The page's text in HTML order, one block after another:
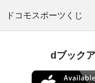
ドコモスポーツくじ
dブック